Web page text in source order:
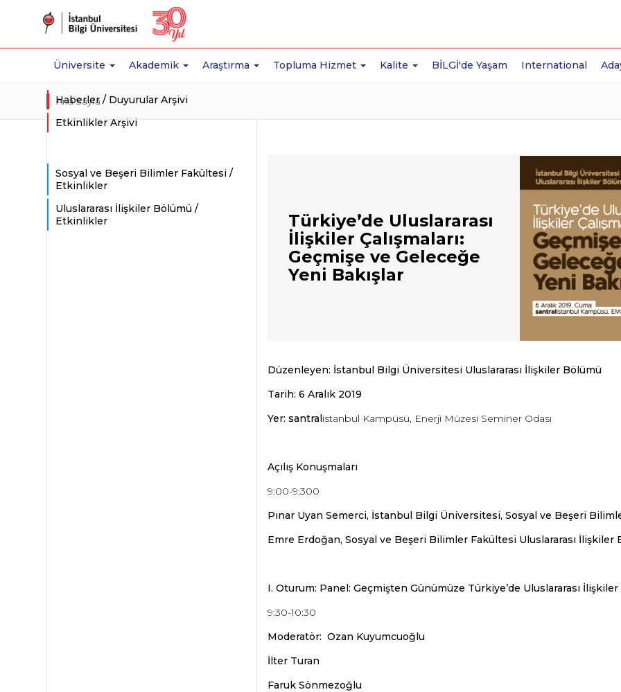
Üniversite Akademik Araştırma Topluma Hizmet Kalite BİLGİ'de Yaşam International
Ana Sayfa
Haberler / Duyurular Arşivi
Etkinlikler Arşivi
Sosyal ve Beşeri Bilimler Fakültesi /
Etkinlikler
Uluslararası İlişkiler Bölümü /
Etkinlikler
Türkiye’de Uluslararası
İlişkiler Çalışmaları:
Geçmişe ve Geleceğe
Yeni Bakışlar
Düzenleyen: İstanbul Bilgi Üniversitesi Uluslararası İlişkiler Bölümü
Tarih: 6 Aralık 2019
Yer: santralistanbul Kampüsü, Enerji Müzesi Seminer Odası
Açılış Konuşmaları
9:00-9:300
Pınar Uyan Semerci, İstanbul Bilgi Üniversitesi, Sosyal ve Beşeri
Emre Erdoğan, Sosyal ve Beşeri Bilimler Fakültesi Uluslararası İlişkiler
I. Oturum: Panel: Geçmişten Günümüze Türkiye’de Uluslararası
9:30-10:30
Moderatör: Ozan Kuyumcuoğlu
İlter Turan
Faruk Sönmezoğlu